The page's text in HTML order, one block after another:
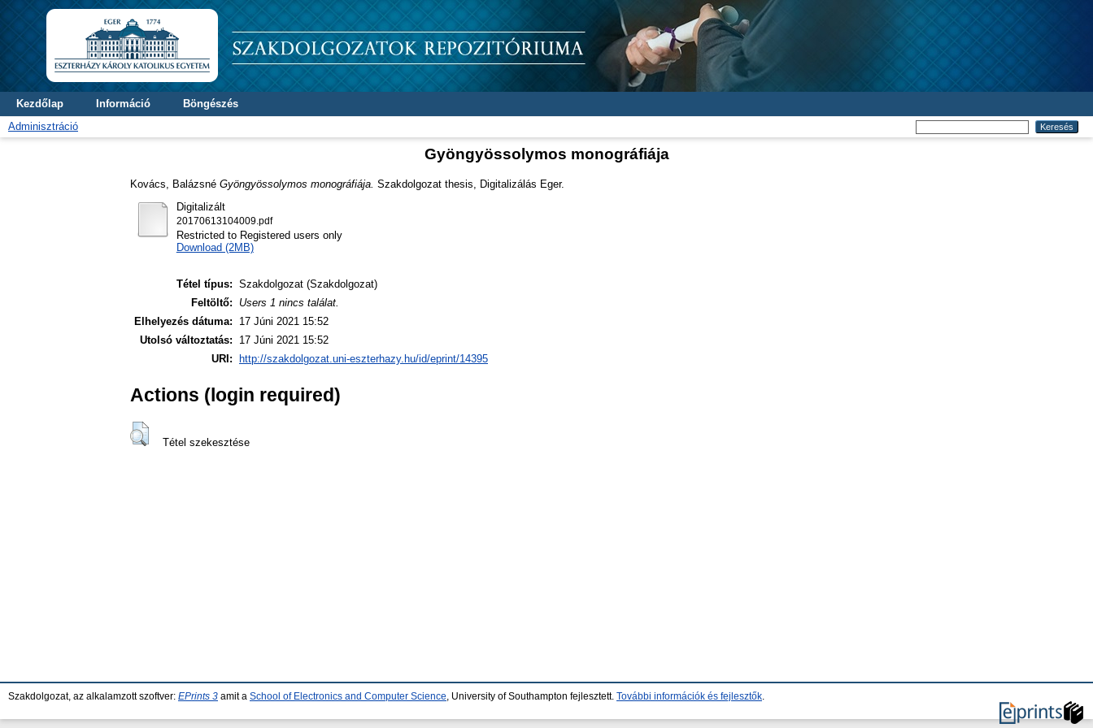
Kezdőlap Információ
Böngészés
Adminisztráció
Gyöngyössolymos monográfiája
Kovács, Balázsné Gyöngyössolymos monográfiája. Szakdolgozat thesis, Digitalizálás Eger.
Digitalizált
20170613104009.pdf
Restricted to Registered users only
Download (2MB)
Tétel típus: Szakdolgozat (Szakdolgozat)
Feltöltő:
Users 1 nincs találat.
Elhelyezés dátuma:
17 Júni 2021 15:52
Utolsó változtatás:
17 Júni 2021 15:52
URI:
http://szakdolgozat.uni-eszterhazy.hu/id/eprint/14395
Actions (login required)
Tétel szekesztése
Szakdolgozat, az alkalamzott szoftver: EPrints 3 amit a School of Electronics and Computer Science , University of Southampton fejlesztett. További információk és fejlesztők